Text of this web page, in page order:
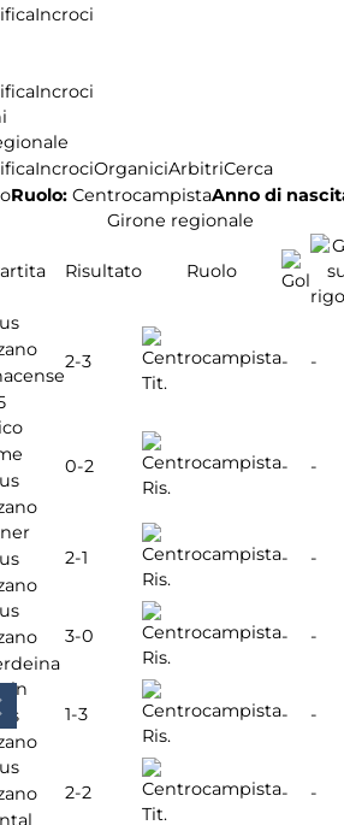
Incroci
Incroci
IncrociOrganiciArbitriCerca
Ruolo: CentrocampistaAnno di
Girone regionale
Risultato Ruolo
2-3
Tit.
- -
0-2
Ris.
- -
2-1
Ris.
- -
3-0
Ris.
- -
1-3
Ris.
- -
2-2
Tit.
- -